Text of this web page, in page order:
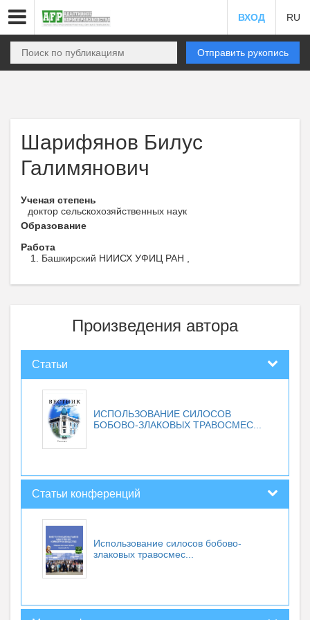
ВХОД RU
Отправить рукопись
Шарифянов Билус
Галимянович
Ученая степень
доктор сельскохозяйственных наук
Образование
Работа
Башкирский НИИСХ УФИЦ РАН ,
Произведения автора
Статьи
ИСПОЛЬЗОВАНИЕ СИЛОСОВ
БОБОВО-ЗЛАКОВЫХ ТРАВОСМЕС...
Статьи конференций
Использование силосов бобово-
злаковых травосмес...